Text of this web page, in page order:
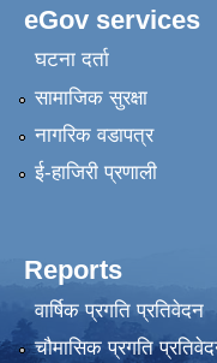
eGov services
घटना दर्ता
सामाजिक सुरक्षा
नागरिक वडापत्र
ई-हाजिरी प्रणाली
Reports
वार्षिक प्रगति प्रतिवेदन
चौमासिक प्रगति